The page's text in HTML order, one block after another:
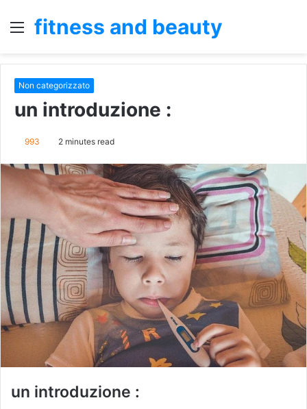
Menu
fitness and beauty
Non categorizzato
un introduzione :
993 2 minutes read
un introduzione :